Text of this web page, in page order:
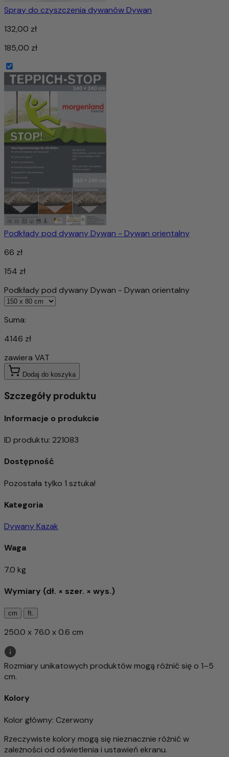
Spray do czyszczenia dywanów Dywan
132,00 zł
185,00 zł
Podkłady pod dywany Dywan - Dywan orientalny
66 zł
154 zł
Podkłady pod dywany Dywan - Dywan orientalny
Suma:
4146 zł
zawiera VAT
Dodaj do koszyka
Szczegóły produktu
Informacje o produkcie
ID produktu: 221083
Dostępność
Pozostała tylko 1 sztuka!
Kategoria
Dywany Kazak
Waga
7.0 kg
Wymiary (dł. × szer. × wys.)
cm ft.
250.0 x 76.0 x 0.6 cm
Rozmiary unikatowych produktów mogą różnić się o 1–5
cm.
Kolory
Kolor główny: Czerwony
Rzeczywiste kolory mogą się nieznacznie różnić w
zależności od oświetlenia i ustawień ekranu.